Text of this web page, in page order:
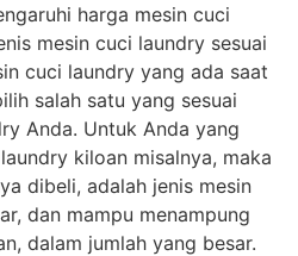
harga mesin cuci
mesin cuci laundry sesuai
cuci laundry yang ada saat
salah satu yang sesuai
Anda. Untuk Anda yang
kiloan misalnya, maka
dibeli, adalah jenis mesin
dan mampu menampung
dalam jumlah yang besar.